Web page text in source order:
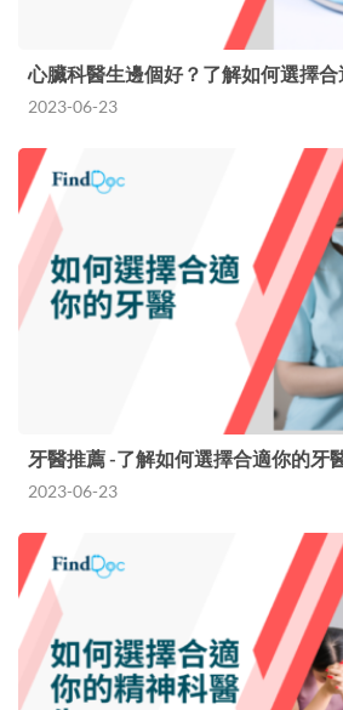
心臟科醫生邊個好？了解如何選擇
2023-06-23
牙醫推薦 -了解如何選擇合適你的牙
2023-06-23